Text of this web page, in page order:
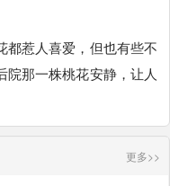
都惹人喜爱，但也有些不
那一株桃花安静，让人
更多>>